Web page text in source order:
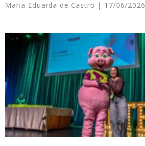
Maria Eduarda de Castro 17/06/2026